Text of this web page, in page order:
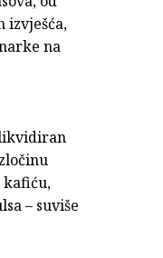
izvješća,
na
likvidiran
kafiću,
– suviše